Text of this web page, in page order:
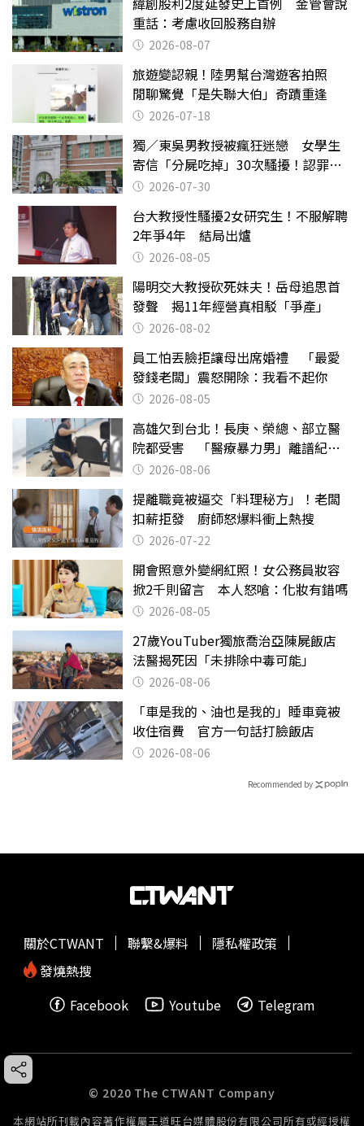
重話：考慮收回股務自辦
2026-08-07
旅遊變認親！陸男幫台灣遊客拍照
閒聊驚覺「是失聯大伯」奇蹟重逢
2026-07-18
獨／東吳男教授被瘋狂迷戀 女學生
寄信「分屍吃掉」30次騷擾！認罪免
關 2026-07-30
台大教授性騷擾2女研究生！不服解聘
2年爭4年 結局出爐
2026-08-05
陽明交大教授砍死妹夫！岳母追思首
發聲 揭11年經營真相駁「爭產」
2026-08-02
員工怕丟臉拒讓母出席婚禮 「最愛
發錢老闆」震怒開除：我看不起你
2026-08-05
高雄欠到台北！長庚、榮總、部立醫
院都受害 「醫療暴力男」離譜紀錄
曝光2026-08-06
提離職竟被逼交「料理秘方」！老闆
扣薪拒發 廚師怒爆料衝上熱搜
2026-07-22
開會照意外變網紅照！女公務員妝容
掀2千則留言 本人怒嗆：化妝有錯嗎
2026-08-05
27歲YouTuber獨旅喬治亞陳屍飯店
法醫揭死因「未排除中毒可能」
2026-08-06
「車是我的、油也是我的」睡車竟被
收住宿費 官方一句話打臉飯店
2026-08-06
Recommended by
關於CTWANT 聯繫&爆料
隱私權政策
發燒熱搜
Facebook
Youtube Telegram
© 2020 The CTWANT Company
本網站所刊載內容著作權屬王道旺台媒體股份有限公司所有或經授權